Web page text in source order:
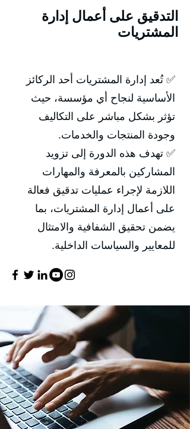
التدقيق على أعمال إدارة
المشتريات
✅ تُعد إدارة المشتريات أحد الركائز
الأساسية لنجاح أي مؤسسة، حيث
تؤثر بشكل مباشر على التكاليف
وجودة المنتجات والخدمات.
✅ تهدف هذه الدورة إلى تزويد
المشاركين بالمعرفة والمهارات
اللازمة لإجراء عمليات تدقيق فعالة
على أعمال إدارة المشتريات، بما
يضمن تحقيق الشفافية والامتثال
للمعايير والسياسات الداخلية.